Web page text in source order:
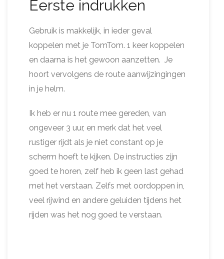
Eerste indrukken
Gebruik is makkelijk, in ieder geval
koppelen met je TomTom. 1 keer koppelen
en daarna is het gewoon aanzetten. Je
hoort vervolgens de route aanwijzingingen
in je helm.
Ik heb er nu 1 route mee gereden, van
ongeveer 3 uur, en merk dat het veel
rustiger rijdt als je niet constant op je
scherm hoeft te kijken. De instructies zijn
goed te horen, zelf heb ik geen last gehad
met het verstaan. Zelfs met oordoppen in,
veel rijwind en andere geluiden tijdens het
rijden was het nog goed te verstaan.